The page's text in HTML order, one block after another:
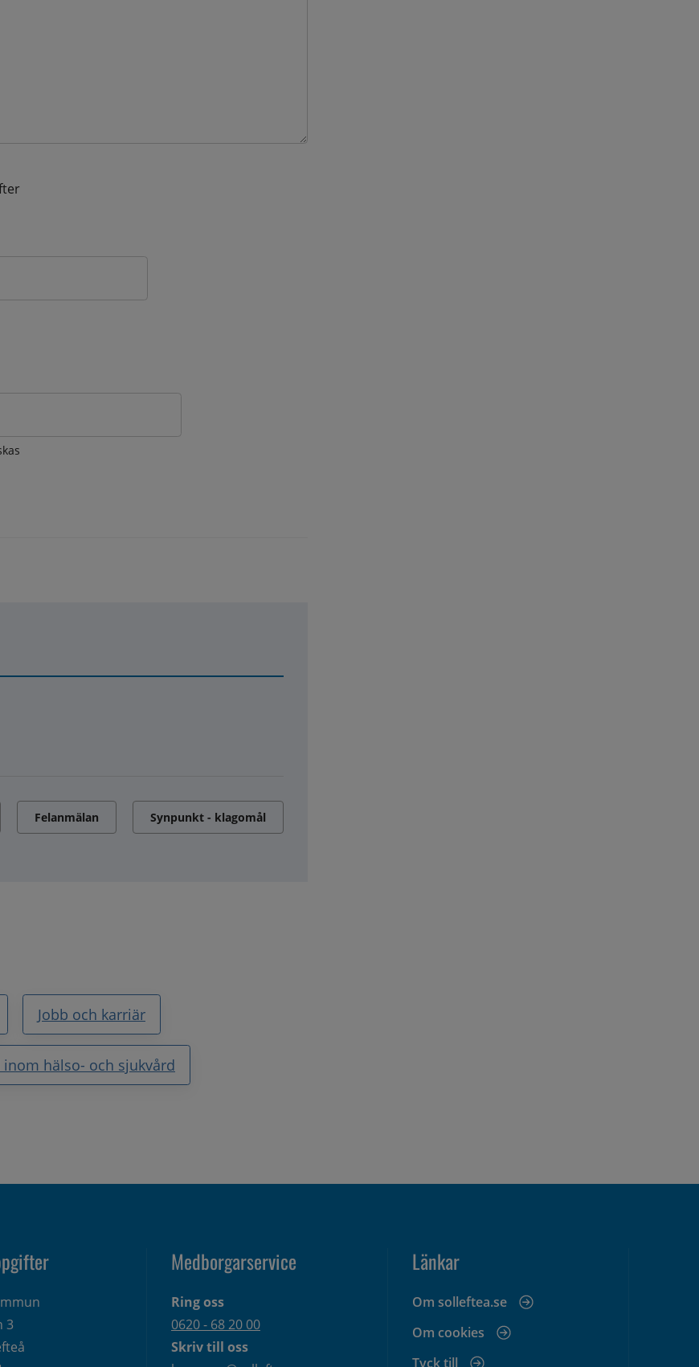
Felanmälan Synpunkt - klagomål
Jobb och karriär
inom hälso- och sjukvård
3
Medborgarservice
Ring oss
0620 - 68 20 00
Skriv till oss
Länkar
Om solleftea.se
Om cookies
Tyck till